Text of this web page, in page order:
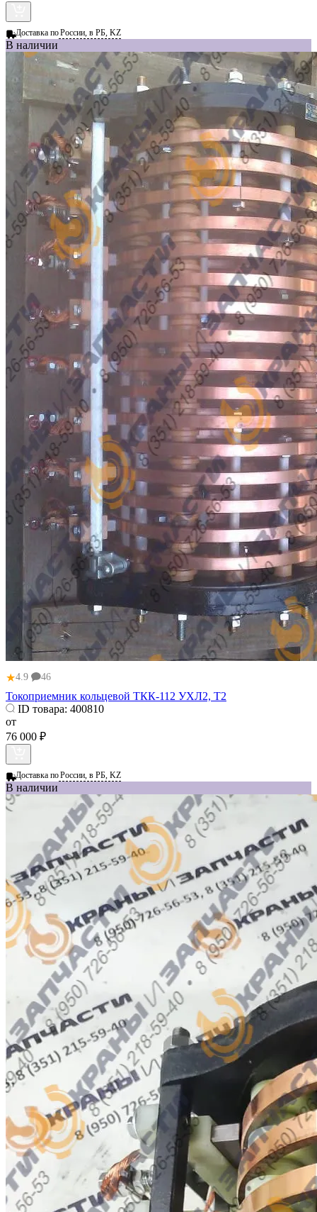
Доставка поРоссии, в РБ, KZ
В наличии
★4.9 46
Токоприемник кольцевой ТКК-112 УХЛ2, Т2
ID товара: 400810
от
76 000 ₽
Доставка поРоссии, в РБ, KZ
В наличии